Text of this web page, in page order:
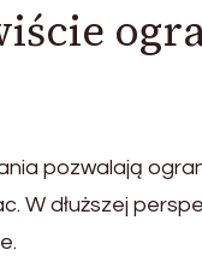
pozwalają
W dłuższej